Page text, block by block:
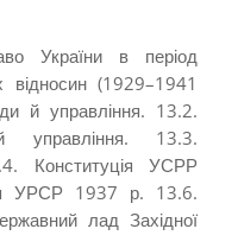
України в період
відносин (1929–1941
й управління. 13.2.
управління. 13.3.
Конституція УСРР
УРСР 1937 р. 13.6.
лад Західної